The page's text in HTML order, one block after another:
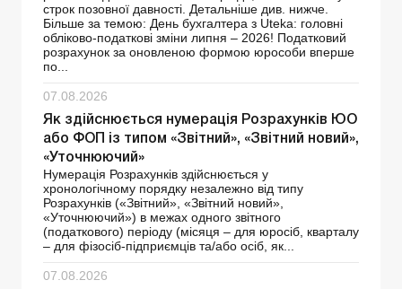
строк позовної давності. Детальніше див. нижче.
Більше за темою: День бухгалтера з Uteka: головні
обліково-податкові зміни липня – 2026! Податковий
розрахунок за оновленою формою юрособи вперше
по...
07.08.2026
Як здійснюється нумерація Розрахунків ЮО
або ФОП із типом «Звітний», «Звітний новий»,
«Уточнюючий»
Нумерація Розрахунків здійснюється у
хронологічному порядку незалежно від типу
Розрахунків («Звітний», «Звітний новий»,
«Уточнюючий») в межах одного звітного
(податкового) періоду (місяця – для юросіб, кварталу
– для фізосіб-підприємців та/або осіб, як...
07.08.2026